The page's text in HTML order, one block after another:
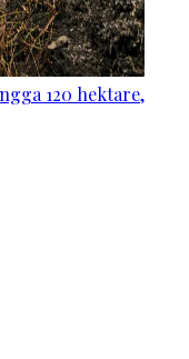
120 hektare,